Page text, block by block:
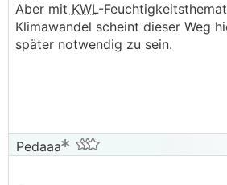
Aber mit KWL-
Klimawandel scheint dieser Weg
später notwendig zu sein.
Pedaaa